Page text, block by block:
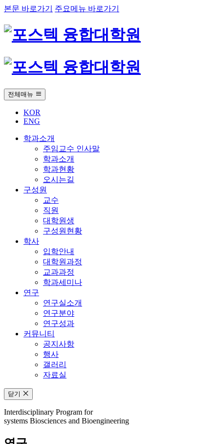
본문 바로가기 주요메뉴 바로가기
전체매뉴
KOR
ENG
학과소개
주임교수 인사말
학과소개
학과현황
오시는길
구성원
교수
직원
대학원생
구성원현황
학사
입학안내
대학원과정
교과과정
학과세미나
연구
연구실소개
연구분야
연구성과
커뮤니티
공지사항
행사
갤러리
자료실
닫기
Interdisciplinary Program for
systems Biosciences and Bioengineering